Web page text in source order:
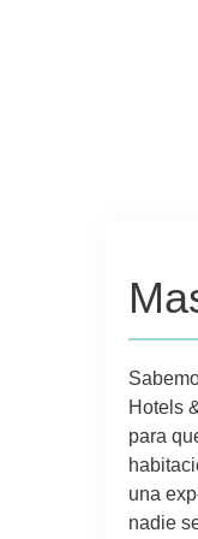
Hotels
para
una
nadie